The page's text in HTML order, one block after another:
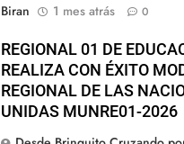
Biran
1 mes atrás 0
REGIONAL 01 DE
REALIZA CON ÉXITO
REGIONAL DE LAS
UNIDAS MUNRE01-2026